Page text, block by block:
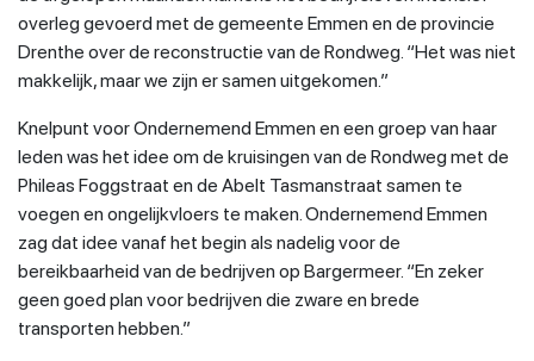
overleg gevoerd met de gemeente Emmen en de provincie
Drenthe over de reconstructie van de Rondweg. “Het was niet
makkelijk, maar we zijn er samen uitgekomen.”
Knelpunt voor Ondernemend Emmen en een groep van haar
leden was het idee om de kruisingen van de Rondweg met de
Phileas Foggstraat en de Abelt Tasmanstraat samen te
voegen en ongelijkvloers te maken. Ondernemend Emmen
zag dat idee vanaf het begin als nadelig voor de
bereikbaarheid van de bedrijven op Bargermeer. “En zeker
geen goed plan voor bedrijven die zware en brede
transporten hebben.”